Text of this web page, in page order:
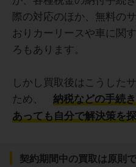
際の対応のほか、無料の
おりカーリースや車に関
ろもあります。
しかし買取後はこうした
ため、
納税などの手続
あっても自分で解決策を
契約期間中の買取は原則